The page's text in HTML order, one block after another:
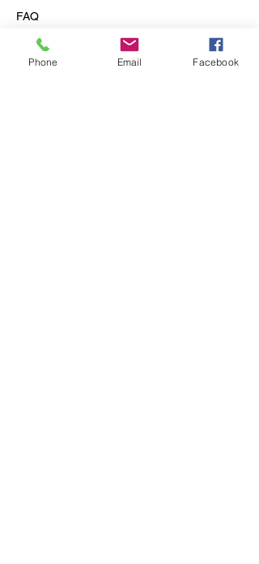
FAQ
Spedizione e resi
Politica del negozio
Phone Email Facebook